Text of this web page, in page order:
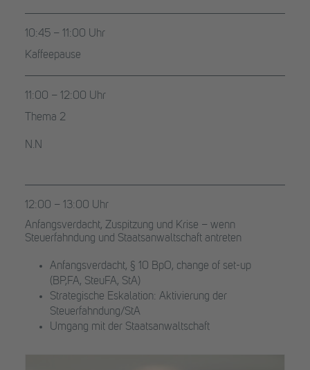
10:45 – 11:00 Uhr
Kaffeepause
11:00 – 12:00 Uhr
Thema 2
N.N
12:00 – 13:00 Uhr
Anfangsverdacht, Zuspitzung und Krise – wenn
Steuerfahndung und Staatsanwaltschaft antreten
Anfangsverdacht, § 10 BpO, change of set-up
(BP,FA, SteuFA, StA)
Strategische Eskalation: Aktivierung der
Steuerfahndung/StA
Umgang mit der Staatsanwaltschaft